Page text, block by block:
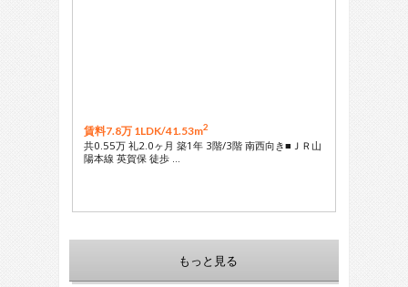
賃料7.8万 1LDK/41.53m2
共0.55万 礼2.0ヶ月 築1年 3階/3階 南西向き■ＪＲ山
陽本線 英賀保 徒歩 …
もっと見る